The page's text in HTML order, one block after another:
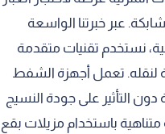
عبر خبرتنا الواسعة
نستخدم تقنيات متقدمة
لنقله. تعمل أجهزة الشفط
دون التأثير على جودة النسيج
متناهية باستخدام مزيلات بقع